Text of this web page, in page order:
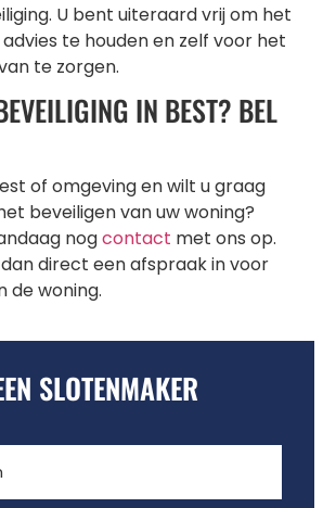
U bent uiteraard vrij om het
te houden en zelf voor het
te zorgen.
IN BEST? BEL
of omgeving en wilt u graag
beveiligen van uw woning?
nogcontact met ons op.
direct een afspraak in voor
de woning.
SLOTENMAKER